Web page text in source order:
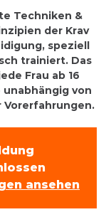
Techniken &
der Krav
speziell
trainiert. Das
Frau ab 16
von
Vorerfahrungen.
ansehen